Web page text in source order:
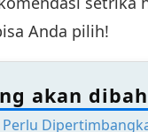
Anda pilih!
akan